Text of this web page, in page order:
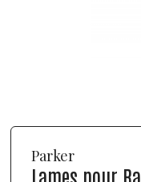
Parker
Lames pour